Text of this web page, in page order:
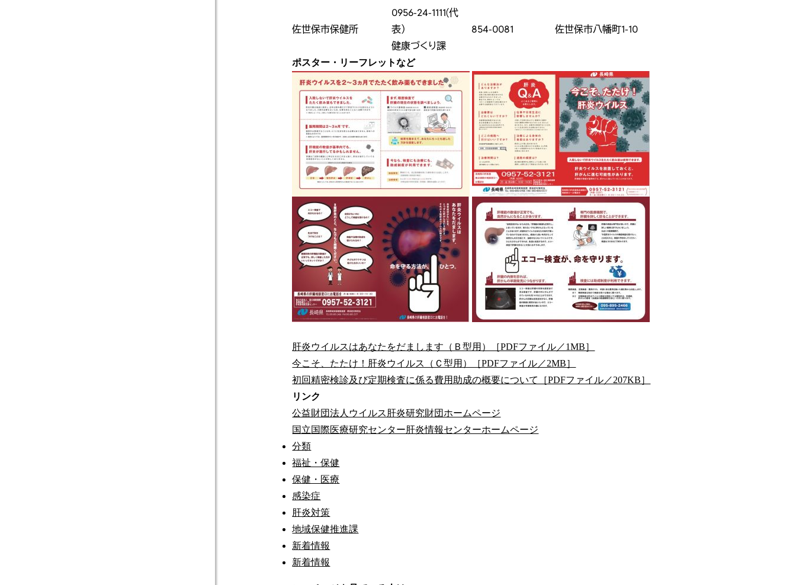
佐世保市保健所
0956-24-1111(代
表）
健康づくり課
854-0081 佐世保市八幡町1-10
ポスター・リーフレットなど
肝炎ウイルスはあなたをだまします（Ｂ型用）［PDFファイル／1MB］
今こそ、たたけ！肝炎ウイルス（Ｃ型用）［PDFファイル／2MB］
初回精密検診及び定期検査に係る費用助成の概要について［PDFファイル／207KB］
リンク
公益財団法人ウイルス肝炎研究財団ホームページ
国立国際医療研究センター肝炎情報センターホームページ
分類
福祉・保健
保健・医療
感染症
肝炎対策
地域保健推進課
新着情報
新着情報